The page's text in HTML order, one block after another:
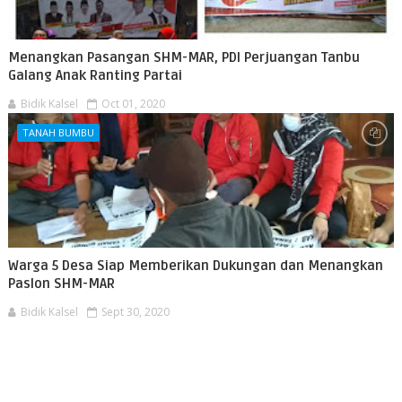
Menangkan Pasangan SHM-MAR, PDI Perjuangan Tanbu
Galang Anak Ranting Partai
Bidik Kalsel Oct 01, 2020
TANAH BUMBU
Warga 5 Desa Siap Memberikan Dukungan dan Menangkan
Paslon SHM-MAR
Bidik Kalsel Sept 30, 2020